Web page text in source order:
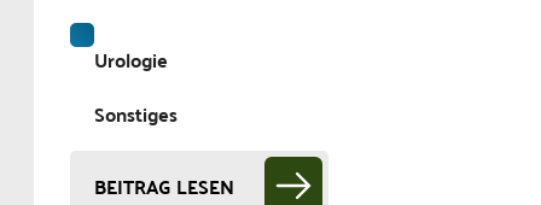
Urologie
Sonstiges
BEITRAG LESEN